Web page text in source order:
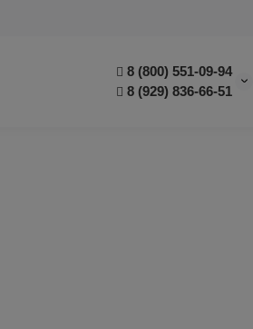
8 (800) 551-09-94
8 (929) 836-66-51